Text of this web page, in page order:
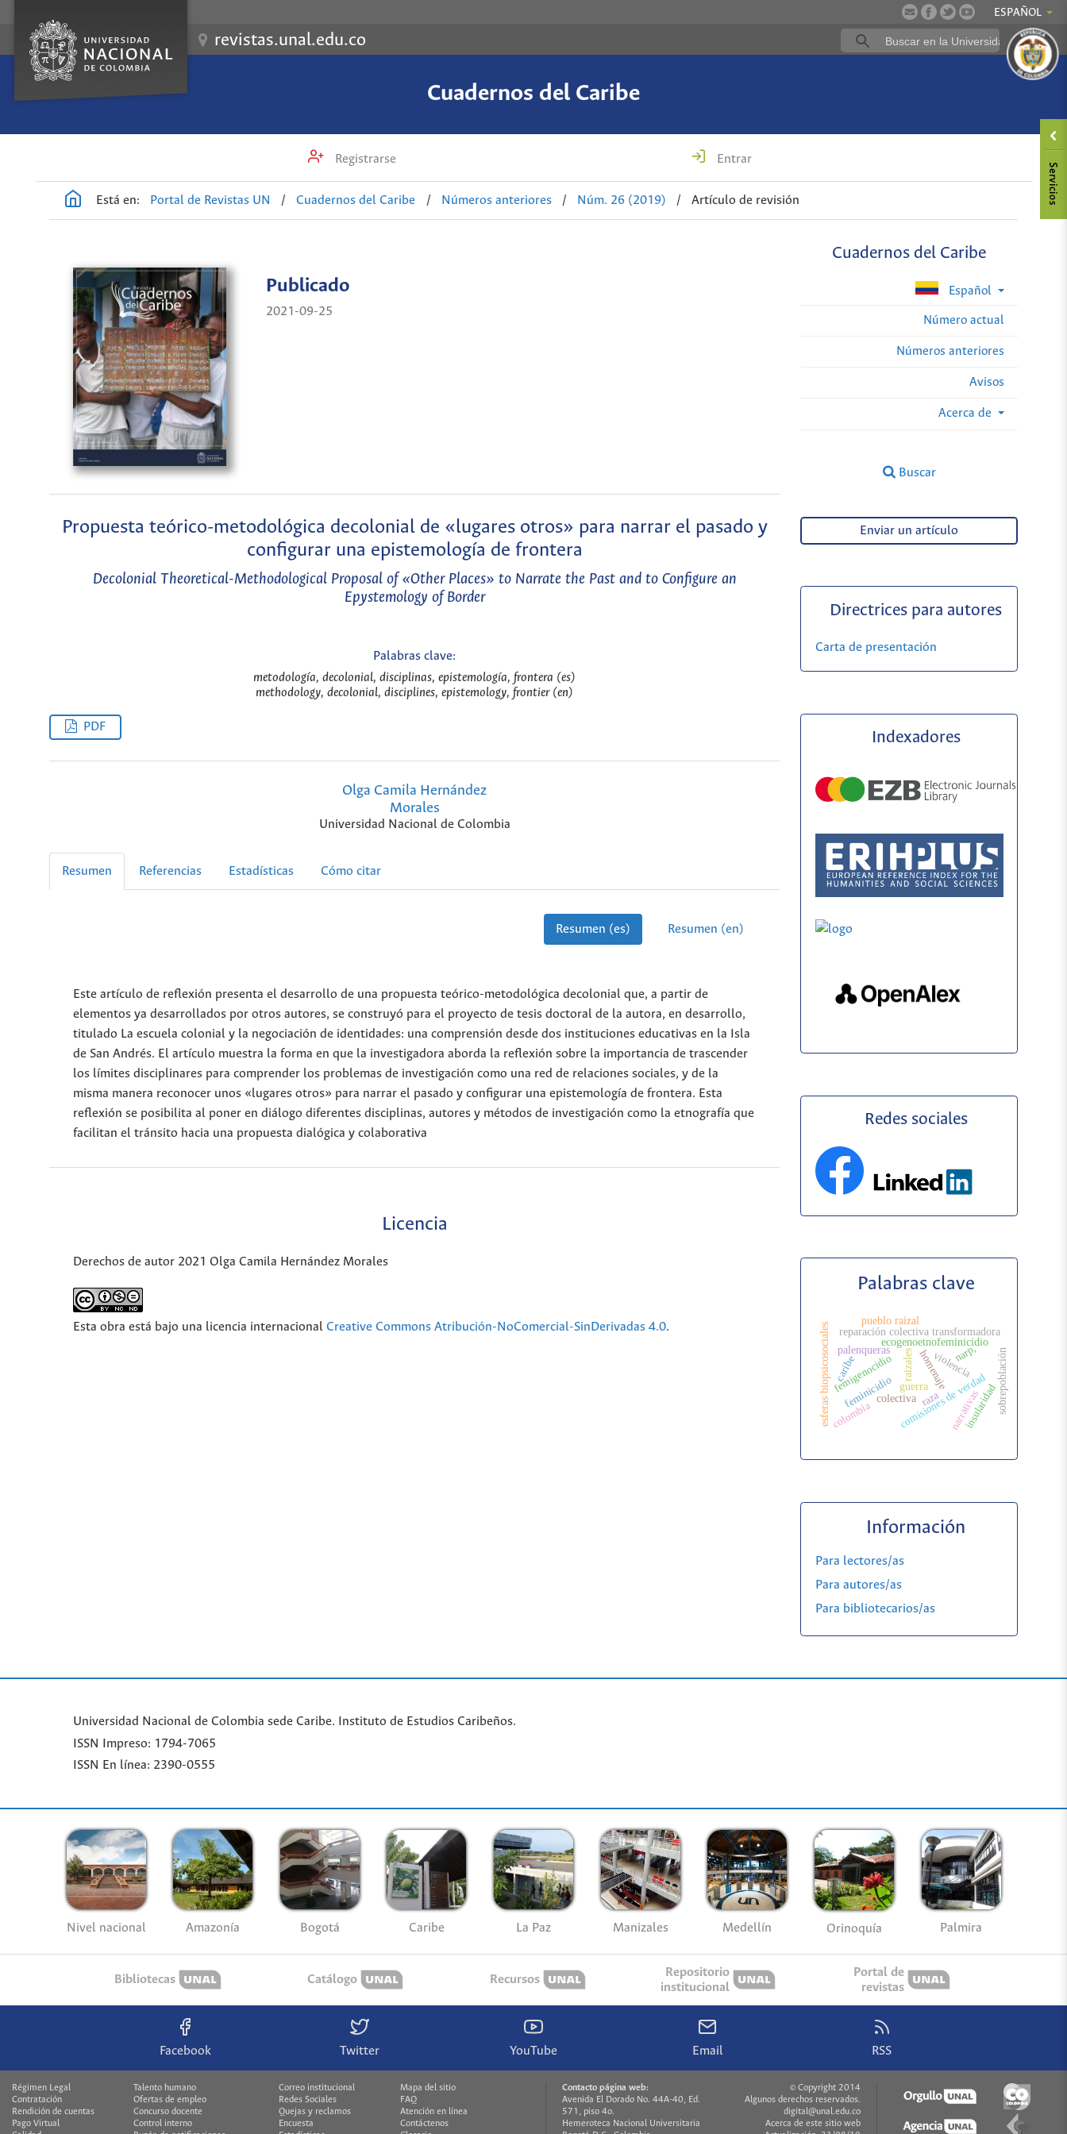
ESPAÑOL
revistas.unal.edu.co
Cuadernos del Caribe
Registrarse Entrar
Está en: Portal de Revistas UN / Cuadernos del Caribe / Números anteriores / Núm. 26 (2019) / Artículo de revisión
Cuadernos del Caribe
Español
Número actual
Números anteriores
Avisos
Acerca de
Buscar
Publicado
2021-09-25
Propuesta teórico-metodológica decolonial de «lugares otros» para narrar el pasado y
configurar una epistemología de frontera
Decolonial Theoretical-Methodological Proposal of «Other Places» to Narrate the Past and to Configure an
Epystemology of Border
Palabras clave:
metodología, decolonial, disciplinas, epistemología, frontera (es)
methodology, decolonial, disciplines, epistemology, frontier (en)
PDF
Olga Camila Hernández
Morales
Universidad Nacional de Colombia
Resumen Referencias Estadísticas Cómo citar
Resumen (es) Resumen (en)
Este artículo de reflexión presenta el desarrollo de una propuesta teórico-metodológica decolonial que, a partir de
elementos ya desarrollados por otros autores, se construyó para el proyecto de tesis doctoral de la autora, en desarrollo,
titulado La escuela colonial y la negociación de identidades: una comprensión desde dos instituciones educativas en la Isla
de San Andrés. El artículo muestra la forma en que la investigadora aborda la reflexión sobre la importancia de trascender
los límites disciplinares para comprender los problemas de investigación como una red de relaciones sociales, y de la
misma manera reconocer unos «lugares otros» para narrar el pasado y configurar una epistemología de frontera. Esta
reflexión se posibilita al poner en diálogo diferentes disciplinas, autores y métodos de investigación como la etnografía que
facilitan el tránsito hacia una propuesta dialógica y colaborativa
Licencia
Derechos de autor 2021 Olga Camila Hernández Morales
Esta obra está bajo una licencia internacional Creative Commons Atribución-NoComercial-SinDerivadas 4.0.
Enviar un artículo
Directrices para autores
Carta de presentación
Indexadores
Redes sociales
Palabras clave
ecogenoetnofeminicidio
femigenocidio
feminicidio guerra
violencia
homenaje
comisiones de verdad
reparación colectiva transformadora
colectiva
esferas biopsicosociales narp,
narrativas
palenqueras raizales
colombia insularidad
pueblo raizal
sobrepoblación
caribe
raza
Información
Para lectores/as
Para autores/as
Para bibliotecarios/as
Universidad Nacional de Colombia sede Caribe. Instituto de Estudios Caribeños.
ISSN Impreso: 1794-7065
ISSN En línea: 2390-0555
Nivel nacional Amazonía Bogotá Caribe La Paz Manizales Medellín Orinoquía Palmira
Bibliotecas Catálogo Recursos
Repositorio
institucional
Portal de
revistas
Facebook Twitter YouTube Email RSS
Régimen Legal
Talento humano
Contratación
Ofertas de empleo
Rendición de cuentas
Concurso docente
Pago Virtual
Control interno
Correo institucional
Mapa del sitio
Redes Sociales
FAQ
Quejas y reclamos
Atención en línea
Encuesta
Contáctenos
Contacto página web:
Avenida El Dorado No. 44A-40, Ed.
571, piso 4o.
Hemeroteca Nacional Universitaria
© Copyright 2014
Algunos derechos reservados.
digital@unal.edu.co
Acerca de este sitio web